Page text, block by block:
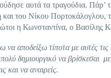
αυτά τα τραγούδια.
και του Νίκου Πορτοκάλογλου,
η Κωνσταντίνα, ο Βασίλης
να αποδείξω τίποτα με αυτές
πολύ δημιουργικό να βρίσκεσαι
και να αναιρείς.